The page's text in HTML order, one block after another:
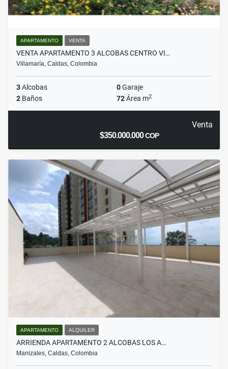
APARTAMENTO VENTA
VENTA APARTAMENTO 3 ALCOBAS CENTRO VI…
Villamaría, Caldas, Colombia
3Alcobas 0Garaje
2 Baños 72Área m2
Venta
$350.000.000COP
APARTAMENTO ALQUILER
ARRIENDA APARTAMENTO 2 ALCOBAS LOS A…
Manizales, Caldas, Colombia